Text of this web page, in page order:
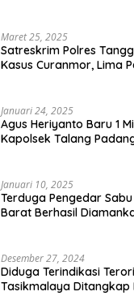
Maret 25, 2025
Satreskrim Polres
Kasus Curanmor, Lima
Januari 24, 2025
Agus Heriyanto Baru 1
Kapolsek Talang
Januari 10, 2025
Terduga Pengedar
Barat Berhasil
Desember 27, 2024
Diduga Terindikasi
Tasikmalaya Ditangkap